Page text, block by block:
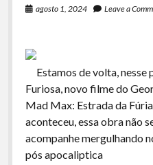
agosto 1, 2024 Leave a
Estamos de volta,
Furiosa, novo filme do
Mad Max: Estrada da
aconteceu, essa obra não
acompanhe mergulhando
pós apocaliptica